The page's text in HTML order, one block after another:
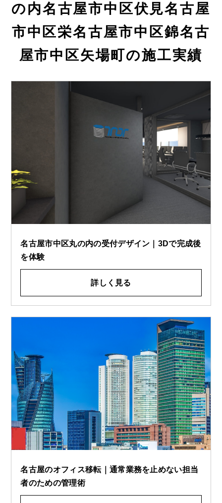
の内名古屋市中区伏見名古屋
市中区栄名古屋市中区錦名古
屋市中区矢場町の施工実績
名古屋市中区丸の内の受付デザイン｜3Dで完成後
を体験
詳しく見る
名古屋のオフィス移転｜通常業務を止めない担当
者のための管理術